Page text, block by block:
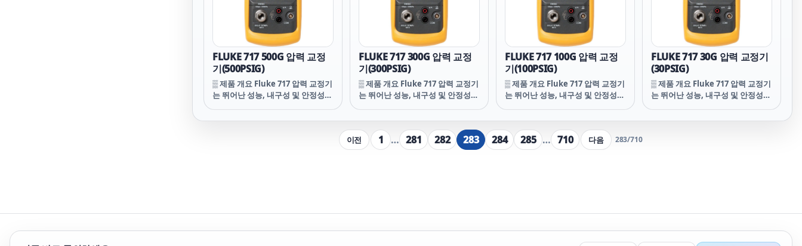
FLUKE 717 500G 압력 교정
기(500PSIG)
▒ 제품 개요 Fluke 717 압력 교정기
는 뛰어난 성능, 내구성 및 안정성을
FLUKE 717 300G 압력 교정
기(300PSIG)
▒ 제품 개요 Fluke 717 압력 교정기
는 뛰어난 성능, 내구성 및 안정성을
능 Fluke 740 시리즈 문서화 공정
교정기와 유사하게 푸시 버튼 인터
페이스가 있어 사용하기 쉽습니다.
FLUKE 717 100G 압력 교정
기(100PSIG)
▒ 제품 개요 Fluke 717 압력 교정기
는 뛰어난 성능, 내구성 및 안정성을
능 Fluke 740 시리즈 문서화 공정
교정기와 유사하게 푸시 버튼 인터
페이스가 있어 사용하기 쉽습니다.
FLUKE 717 30G 압력 교정기
(30PSIG)
▒ 제품 개요 Fluke 717 압력 교정기
는 뛰어난 성능, 내구성 및 안정성을
이전 1 … 281 282 283 284 285 … 710 다음 283/710